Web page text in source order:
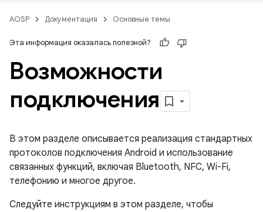
AOSP Документация Основные темы
Эта информация оказалась полезной?
Возможности
подключения
В этом разделе описывается реализация стандартных
протоколов подключения Android и использование
связанных функций, включая Bluetooth, NFC, Wi-Fi,
телефонию и многое другое.
Следуйте инструкциям в этом разделе, чтобы